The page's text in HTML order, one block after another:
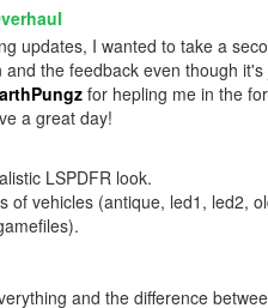
updates, I wanted to take a
the feedback even though
for hepling me in the
a great day!
LSPDFR look.
of vehicles (antique, led1, led2,
and the difference